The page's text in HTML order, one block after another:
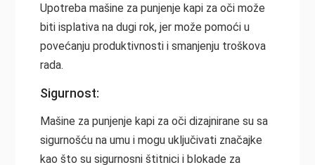
Upotreba mašine za punjenje kapi za oči može
biti isplativa na dugi rok, jer može pomoći u
povećanju produktivnosti i smanjenju troškova
rada.
Sigurnost:
Mašine za punjenje kapi za oči dizajnirane su sa
sigurnošću na umu i mogu uključivati značajke
kao što su sigurnosni štitnici i blokade za